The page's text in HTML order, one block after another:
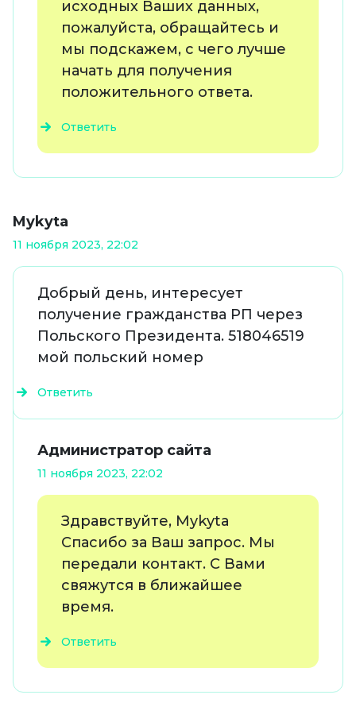
исходных Ваших данных,
пожалуйста, обращайтесь и
мы подскажем, с чего лучше
начать для получения
положительного ответа.
Ответить
Mykyta
11 ноября 2023, 22:02
Добрый день, интересует
получение гражданства РП через
Польского Президента. 518046519
мой польский номер
Ответить
Администратор сайта
11 ноября 2023, 22:02
Здравствуйте, Mykyta
Спасибо за Ваш запрос. Мы
передали контакт. С Вами
свяжутся в ближайшее
время.
Ответить